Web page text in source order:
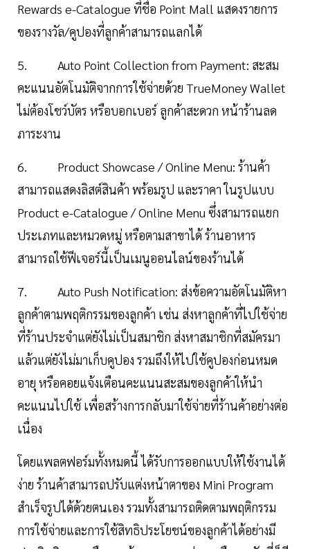
Rewards e-Catalogue ที่ชื่อ Point Mall แสดงรายการ
ของรางวัล/คูปองที่ลูกค้าสามารถแลกได้
5. Auto Point Collection from Payment: สะสม
คะแนนอัตโนมัติจากการใช้จ่ายด้วย TrueMoney Wallet
ไม่ต้องโชว์บัตร หรือบอกเบอร์ ลูกค้าสะดวก หน้าร้านลด
ภาระงาน
6. Product Showcase / Online Menu: ร้านค้า
สามารถแสดงลิสต์สินค้า พร้อมรูป และราคา ในรูปแบบ
Product e-Catalogue / Online Menu ซึ่งสามารถแยก
ประเภทและหมวดหมู่ หรือตามสาขาได้ ร้านอาหาร
สามารถใช้ฟีเจอร์นี้เป็นเมนูออนไลน์ของร้านได้
7. Auto Push Notification: ส่งข้อความอัตโนมัติหา
ลูกค้าตามพฤติกรรมของลูกค้า เช่น ส่งหาลูกค้าที่ไปใช้จ่าย
ที่ร้านประจำแต่ยังไม่เป็นสมาชิก ส่งหาสมาชิกที่สมัครมา
แล้วแต่ยังไม่มาเก็บคูปอง รวมถึงให้ไปใช้คูปองก่อนหมด
อายุ หรือคอยแจ้งเตือนคะแนนสะสมของลูกค้าให้นำ
คะแนนไปใช้ เพื่อสร้างการกลับมาใช้จ่ายที่ร้านค้าอย่างต่อ
เนื่อง
โดยแพลตฟอร์มทั้งหมดนี้ ได้รับการออกแบบให้ใช้งานได้
ง่าย ร้านค้าสามารถปรับแต่งหน้าตาของ Mini Program
สำเร็จรูปได้ด้วยตนเอง รวมทั้งสามารถติดตามพฤติกรรม
การใช้จ่ายและการใช้สิทธิประโยชน์ของลูกค้าได้อย่างมี